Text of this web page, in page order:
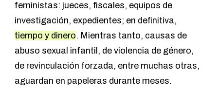
feministas: jueces, fiscales, equipos de
investigación, expedientes; en definitiva,
tiempo y dinero. Mientras tanto, causas de
abuso sexual infantil, de violencia de género,
de revinculación forzada, entre muchas otras,
aguardan en papeleras durante meses.